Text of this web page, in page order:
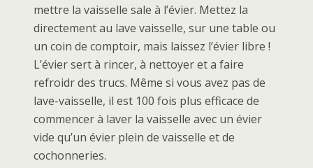
mettre la vaisselle sale à l’évier. Mettez la
directement au lave vaisselle, sur une table ou
un coin de comptoir, mais laissez l’évier libre !
L’évier sert à rincer, à nettoyer et a faire
refroidr des trucs. Même si vous avez pas de
lave-vaisselle, il est 100 fois plus efficace de
commencer à laver la vaisselle avec un évier
vide qu’un évier plein de vaisselle et de
cochonneries.